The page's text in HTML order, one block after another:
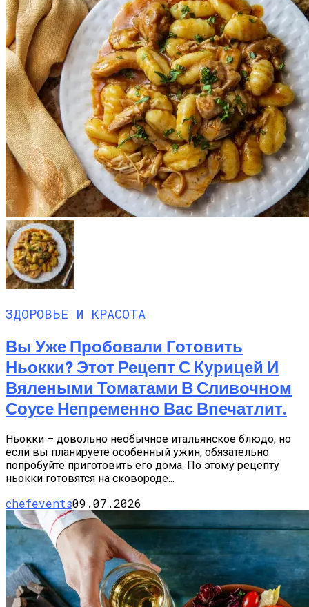
ЗДОРОВЬЕ И КРАСОТА
Вы Уже Пробовали Готовить
Ньокки? Этот Рецепт С Курицей И
Вялеными Томатами В Сливочном
Соусе Непременно Вас Впечатлит.
Ньокки – довольно необычное итальянское блюдо, но
если вы планируете особенный ужин, обязательно
попробуйте приготовить его дома. По этому рецепту
ньокки готовятся на сковороде...
chefevents09.07.2026